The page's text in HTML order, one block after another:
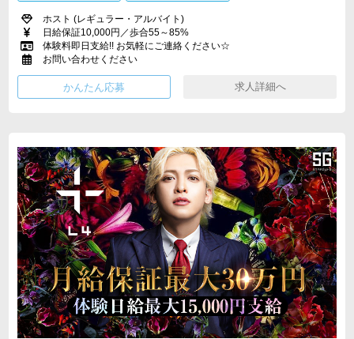
ホスト (レギュラー・アルバイト)
日給保証10,000円／歩合55～85%
体験料即日支給!! お気軽にご連絡ください☆
お問い合わせください
求人詳細へ